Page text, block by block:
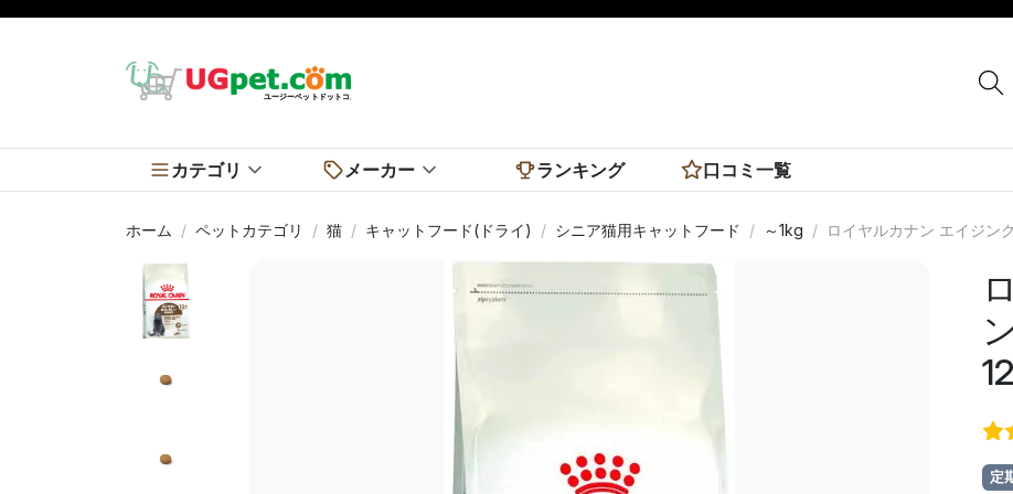
カテゴリ メーカー ランキング 口コミ一覧
ホーム ペットカテゴリ 猫 キャットフード(ドライ) シニア猫用キャットフード ～1kg ロイヤルカナン エイジン
定